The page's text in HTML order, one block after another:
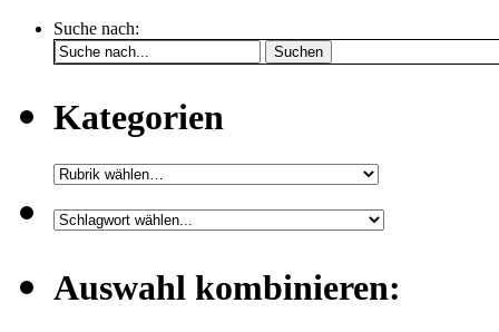
Suche nach:
Suchen
Kategorien
Auswahl kombinieren: